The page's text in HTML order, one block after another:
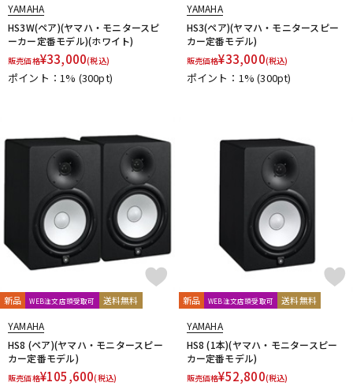
YAMAHA
HS3W(ペア)(ヤマハ・モニタースピ
ーカー定番モデル)(ホワイト)
販売価格¥33,000(税込)
ポイント：1% (300pt)
YAMAHA
HS3(ペア)(ヤマハ・モニタースピー
カー定番モデル)
販売価格¥33,000(税込)
ポイント：1%(300pt)
新品 WEB注文店頭受取可 送料無料
YAMAHA
HS8 (ペア)(ヤマハ・モニタースピー
カー定番モデル)
販売価格¥105,600(税込)
新品 WEB注文店頭受取可 送料無料
YAMAHA
HS8 (1本)(ヤマハ・モニタースピー
カー定番モデル)
販売価格¥52,800(税込)